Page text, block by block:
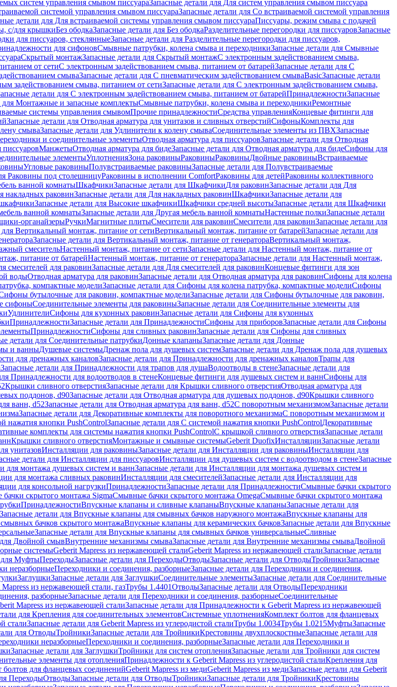
систем управления смывом писсуараЗапасные детали для Для систем управления смывом писсуара
системой управления смывом писсуараЗапасные детали для Со встраиваемой системой управления
детали для Для встраиваемой системы управления смывом писсуараПиссуары, режим смыва с подачей
с/для крышкиБез ободкаЗапасные детали для Без ободкаРазделительные перегородки для писсуаровЗапасные
для писсуаров, стеклянныеЗапасные детали для Разделительные перегородки для писсуаров,
для сифоновСмывные патрубки, колена смыва и переходникиЗапасные детали для Смывные
Скрытый монтажЗапасные детали для Скрытый монтажС электронным задействованием смыва,
от сетиС электронным задействованием смыва, питанием от батарейЗапасные детали для С
смываЗапасные детали для С пневматическим задействованием смываBasicЗапасные детали
задействованием смыва, питанием от сетиЗапасные детали для С электронным задействованием смыва,
детали для С электронным задействованием смыва, питанием от батарейПринадлежностиЗапасные
для Монтажные и запасные комплектыСмывные патрубки, колена смыва и переходникиРемонтные
системы управления смывомПрочие принадлежностиСредства управленияКонцевые фитинги для
Запасные детали для Отводная арматура для унитазов и сливных отверстийСифоныКомплекты для
смываЗапасные детали для Удлинители к колену смываСоединительные элементы из ПВХЗапасные
и соединительные элементыОтводная арматура для писсуаровЗапасные детали для Отводная
МанжетыОтводная арматура для бидеЗапасные детали для Отводная арматура для бидеСифоны для
элементыУплотненияЗона раковиныРаковиныРаковиныДвойные раковиныВстраиваемые
Угловые раковиныПолувстраиваемые раковиныЗапасные детали для Полувстраиваемые
Раковины под столешницуРаковины в исполнении ComfortPаковины для детейРаковины коллективного
ванной комнатыШкафчикиЗапасные детали для ШкафчикиДля раковинЗапасные детали для Для
накладных pаковинЗапасные детали для Для накладных pаковинШкафчикиЗапасные детали для
Запасные детали для Высокие шкафчикиШкафчики средней высотыЗапасные детали для Шкафчики
ванной комнатыЗапасные детали для Другая мебель ванной комнатыНастенные полкиЗапасные детали
органайзерыРучкиМагнитные плитыСмесители для раковинСмесители для раковинЗапасные детали для
Вертикальный монтаж, питание от сетиВертикальный монтаж, питание от батарейЗапасные детали для
Запасные детали для Вертикальный монтаж, питание от генератораВертикальный монтаж,
смесительНастенный монтаж, питание от сетиЗапасные детали для Настенный монтаж, питание от
питание от батарейНастенный монтаж, питание от генератораЗапасные детали для Настенный монтаж,
смесителей для раковинЗапасные детали для Для смесителей для раковинКонцевые фитинги для зон
водыОтводная арматура для раковинЗапасные детали для Отводная арматура для раковинСифоны для колена
компактные моделиЗапасные детали для Сифоны для колена патрубка, компактные моделиСифоны
бутылочные для раковин, компактные моделиЗапасные детали для Сифоны бутылочные для раковин,
сифоныСоединительные элементы для раковиныЗапасные детали для Соединительные элементы для
УдлинителиСифоны для кухонных раковинЗапасные детали для Сифоны для кухонных
ПринадлежностиЗапасные детали для ПринадлежностиСифоны для приборовЗапасные детали для Сифоны
ПринадлежностиСифоны для сливных раковинЗапасные детали для Сифоны для сливных
детали для Соединительные патрубкиДонные клапаныЗапасные детали для Донные
и ванныДушевые системыДренаж пола для душевых системЗапасные детали для Дренаж пола для душевых
для дренажных каналовЗапасные детали для Принадлежности для дренажных каналовТрапы для
Запасные детали для Принадлежности для трапов для душаВодоотводы в стенеЗапасные детали для
Принадлежности для водоотводов в стенеКонцевые фитинги для душевых систем и ваннСифоны для
Крышки сливного отверстияЗапасные детали для Крышки сливного отверстияОтводная арматура для
поддонов, d90Запасные детали для Отводная арматура для душевых поддонов, d90Крышки сливного
ванн, d52Запасные детали для Отводная арматура для ванн, d52С поворотным механизмомЗапасные детали
Запасные детали для Декоративные комплекты для поворотного механизмаС поворотным механизмом и
нажатия кнопки PushControlЗапасные детали для С системой нажатия кнопки PushControlДекоративные
комплекты для системы нажатия кнопки PushControlС крышкой сливного отверстияЗапасные детали
Крышки сливного отверстияМонтажные и смывные системыGeberit DuofixИнсталляцииЗапасные детали
унитазовИнсталляции для раковиныЗапасные детали для Инсталляции для раковиныИнсталляции для
детали для Инсталляции для писсуаровИнсталляции для душевых систем с водоотводом в стенеЗапасные
для монтажа душевых систем и ваннЗапасные детали для Инсталляции для монтажа душевых систем и
для монтажа сливных раковинИнсталляции для смесителейЗапасные детали для Инсталляции для
для консольной нагрузкиПринадлежностиЗапасные детали для ПринадлежностиСмывные бачки скрытого
скрытого монтажа SigmaСмывные бачки скрытого монтажа OmegaСмывные бачки скрытого монтажа
ПринадлежностиВпускные клапаны и сливные клапаныВпускные клапаныЗапасные детали для
Запасные детали для Впускные клапаны для смывных бачков наружного монтажаВпускные клапаны для
бачков скрытого монтажаВпускные клапаны для керамических бачковЗапасные детали для Впускные
Запасные детали для Впускные клапаны для смывных бачков универсальныеСливные
Двойной смывВнутренние механизмы смываЗапасные детали для Внутренние механизмы смываДвойной
системыGeberit Mapress из нержавеющей сталиGeberit Mapress из нержавеющей сталиЗапасные детали
для МуфтыПереходыЗапасные детали для ПереходыОтводыЗапасные детали для ОтводыТройникиЗапасные
неразборныеПереходники и соединения, разборныеЗапасные детали для Переходники и соединения,
ЗаглушкиЗапасные детали для ЗаглушкиСоединительные элементыЗапасные детали для Соединительные
из нержавеющей стали, газТрубы 1.4401ОтводыЗапасные детали для ОтводыПереходники
разборныеЗапасные детали для Переходники и соединения, разборныеСоединительные
Mapress из нержавеющей сталиЗапасные детали для Принадлежности к Geberit Mapress из нержавеющей
для Крепления для соединительных элементовСистемные уплотненияКомплект болтов для фланцевых
сталиЗапасные детали для Geberit Mapress из углеродистой сталиТрубы 1.0034Трубы 1.0215МуфтыЗапасные
для ОтводыТройникиЗапасные детали для ТройникиКрестовины двухплоскостныеЗапасные детали для
неразборныеПереходники и соединения, разборныеЗапасные детали для Переходники и
Запасные детали для ЗаглушкиТройники для систем отопленияЗапасные детали для Тройники для систем
элементы для отопленияПринадлежности к Geberit Mapress из углеродистой сталиКрепления для
болтов для фланцевых соединенийGeberit Mapress из медиGeberit Mapress из медиЗапасные детали для Geberit
ПереходыОтводыЗапасные детали для ОтводыТройникиЗапасные детали для ТройникиКрестовины